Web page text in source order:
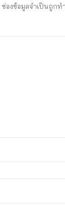
ช่องข้อมูลจำเป็นถูกท